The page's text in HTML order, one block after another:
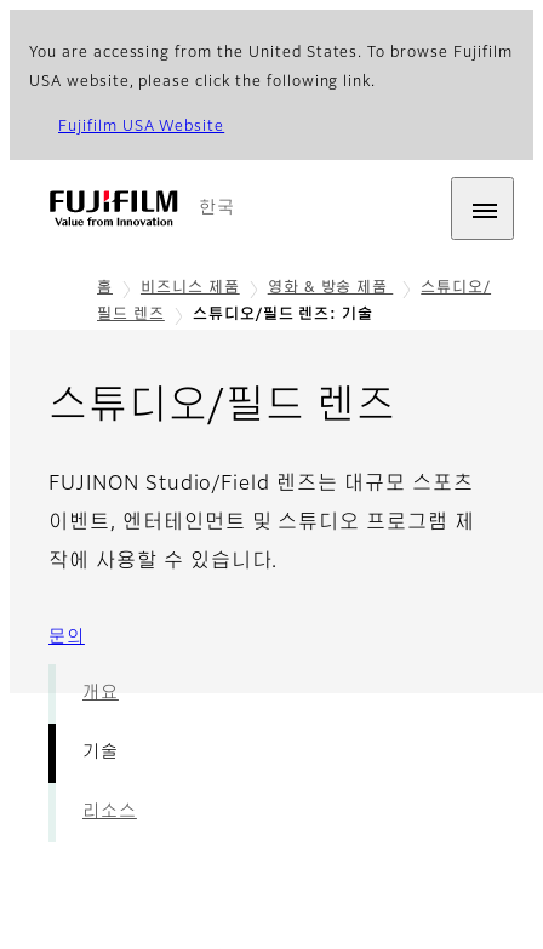
You are accessing from the United States. To browse Fujifilm
USA website, please click the following link.
Fujifilm USA Website
한국
홈 비즈니스 제품 영화 & 방송 제품
스튜디오/
필드 렌즈
스튜디오/필드 렌즈: 기술
스튜디오/필드 렌즈
FUJINON Studio/Field 렌즈는 대규모 스포츠
이벤트, 엔터테인먼트 및 스튜디오 프로그램 제
작에 사용할 수 있습니다.
문의
개요
기술
리소스